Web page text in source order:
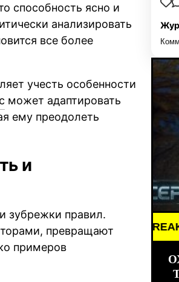
способность ясно и
анализировать
все более
учесть особенности
может адаптировать
ему преодолеть
и
зубрежки правил.
превращают
примеров
BREAKING